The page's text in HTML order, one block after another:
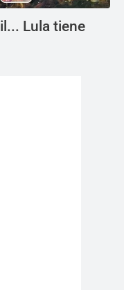
Lula tiene